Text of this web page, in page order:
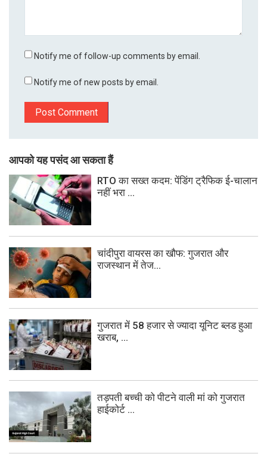
Notify me of follow-up comments by email.
Notify me of new posts by email.
आपको यह पसंद आ सकता हैं
RTO का सख्त कदम: पेंडिंग ट्रैफिक ई-चालान
नहीं भरा ...
चांदीपुरा वायरस का खौफ: गुजरात और
राजस्थान में तेज...
गुजरात में 58 हजार से ज्यादा यूनिट ब्लड हुआ
खराब, ...
तड़पती बच्ची को पीटने वाली मां को गुजरात
हाईकोर्ट ...